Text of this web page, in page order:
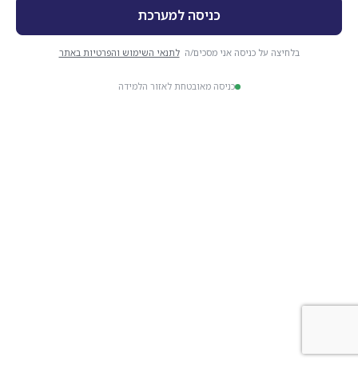
בלחיצה על כניסה אני מסכים/ה לתנאי השימוש והפרטיות באתר
כניסה מאובטחת לאזור הלמידה